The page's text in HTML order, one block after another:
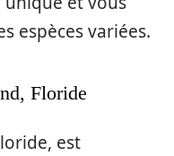
espèces variées.
Floride
est